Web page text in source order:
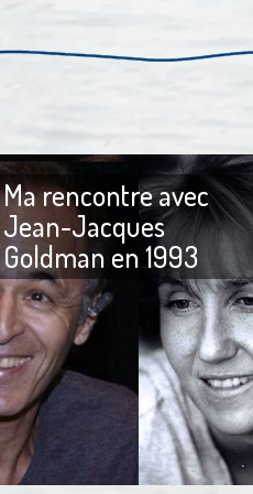
J’habite à
Je suis en 6ème à
Je déteste
Je déteste Notre-
l’école. Je
pension. Je
blouses en nylon
l’obligation de
Ma rencontre avec
Jean-Jacques
Goldman en 1993